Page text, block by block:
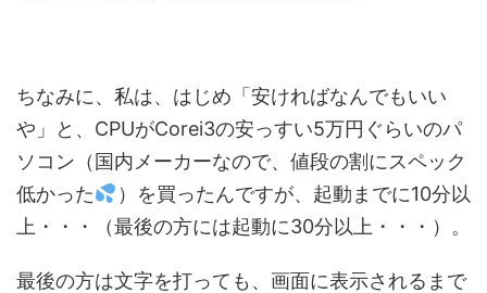
ちなみに、私は、はじめ「安ければなんでもいい
や」と、CPUがCorei3の安っすい5万円ぐらいのパ
ソコン（国内メーカーなので、値段の割にスペック
低かった
）を買ったんですが、起動までに10分以
上・・・（最後の方には起動に30分以上・・・）。
最後の方は文字を打っても、画面に表示されるまで